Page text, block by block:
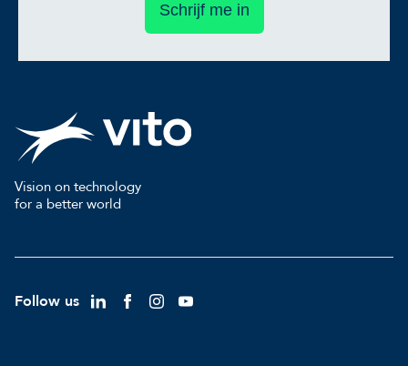
Schrijf me in
Vision on technology
for a better world
Follow us